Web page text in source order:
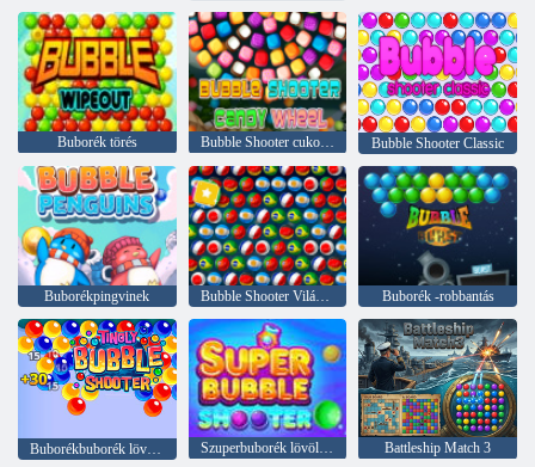
Buborék törés Bubble Shooter cukorkakerék Bubble Shooter Classic
Buborékpingvinek Bubble Shooter Világkupa Buborék -robbantás
Buborékbuborék lövöldözős Szuperbuborék lövöldözős Battleship Match 3